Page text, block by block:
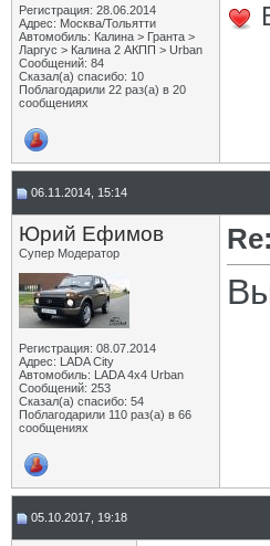
Регистрация: 28.06.2014
Адрес: Москва/Тольятти
Автомобиль: Калина > Гранта >
Ларгус > Калина 2 АКПП > Urban
Сообщений: 84
Сказал(а) спасибо: 10
Поблагодарили 22 раз(а) в 20
сообщениях
06.11.2014, 15:14
Юрий Ефимов
Супер Модератор
Регистрация: 08.07.2014
Адрес: LADA City
Автомобиль: LADA 4x4 Urban
Сообщений: 253
Сказал(а) спасибо: 54
Поблагодарили 110 раз(а) в 66
сообщениях
05.10.2017, 19:18